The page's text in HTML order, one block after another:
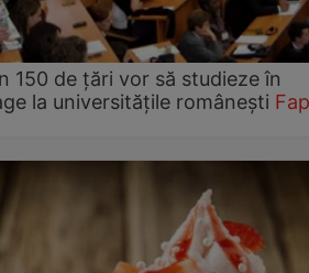
150 de țări vor să studieze în
la universitățile românești